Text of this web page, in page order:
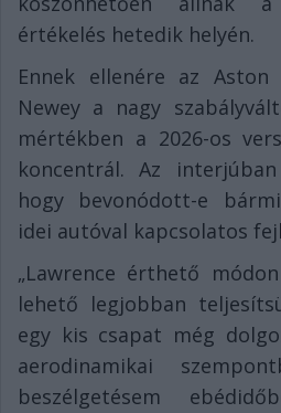
értékelés hetedik helyén.
Ennek ellenére az Aston
Newey a nagy
mértékben a 2026-os
koncentrál. Az
hogy bevonódott-e
idei autóval kapcsolatos
„Lawrence érthető
lehető legjobban
egy kis csapat még
aerodinamikai
beszélgetésem